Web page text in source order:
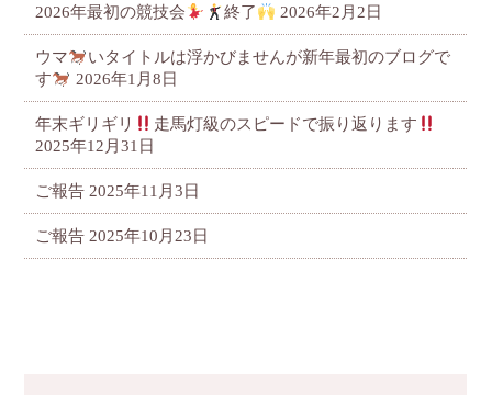
2026年最初の競技会 終了 2026年2月2日
ウマ
いタイトルは浮かびませんが新年最初のブログで
す
2026年1月8日
年末ギリギリ
走馬灯級のスピードで振り返ります
2025年12月31日
ご報告 2025年11月3日
ご報告 2025年10月23日